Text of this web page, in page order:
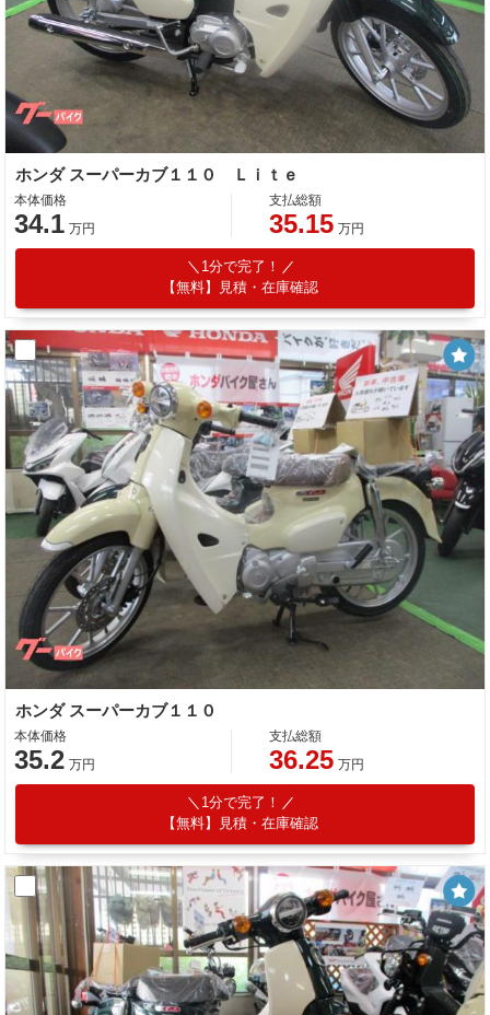
ホンダ スーパーカブ１１０ Ｌｉｔｅ
本体価格
34.1 万円
支払総額
35.15 万円
1分で完了！
【無料】見積・在庫確認
ホンダ スーパーカブ１１０
本体価格
35.2 万円
支払総額
36.25 万円
1分で完了！
【無料】見積・在庫確認